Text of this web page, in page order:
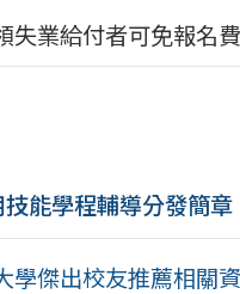
失業給付者可免報名
能學程輔導分發簡章
學傑出校友推薦相關